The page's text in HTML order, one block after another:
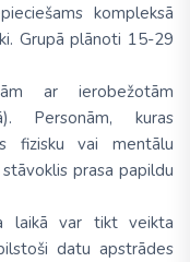
kompleksā
Grupā plānoti 15-29
ar ierobežotām
Personām, kuras
fizisku vai mentālu
prasa papildu
laikā var tikt veikta
datu apstrādes